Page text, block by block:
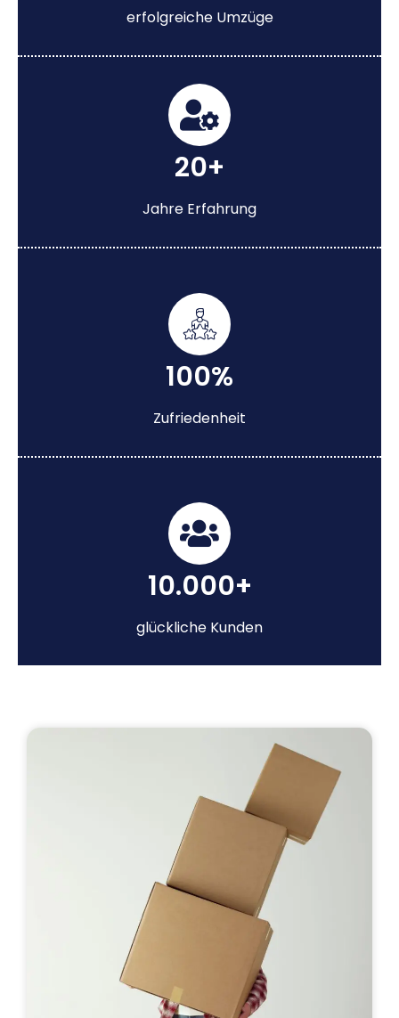
erfolgreiche Umzüge
20+
Jahre Erfahrung
100%
Zufriedenheit
10.000+
glückliche Kunden